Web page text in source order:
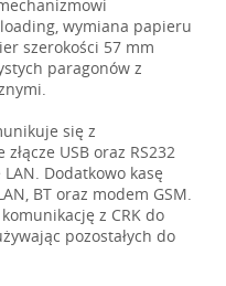
wymiana papieru
szerokości 57 mm
paragonów z
się z
USB oraz RS232
Dodatkowo kasę
BT oraz modem GSM.
z CRK do
pozostałych do